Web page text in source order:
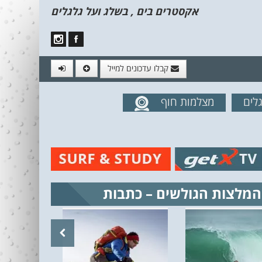
אקסטרים בים , בשלג ועל גלגלים
קבלו עדכונים למייל
מהאתרמצלמות חוף
המלצות הגולשים – כתבות